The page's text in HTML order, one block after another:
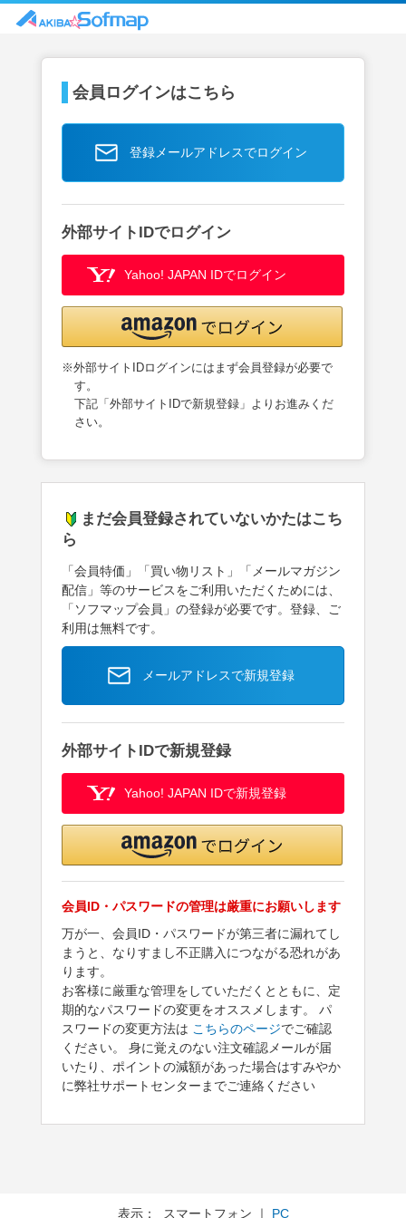
会員ログインはこちら
登録メールアドレスでログイン
外部サイトIDでログイン
Yahoo! JAPAN IDでログイン
※外部サイトIDログインにはまず会員登録が必要で
す。
下記「外部サイトIDで新規登録」よりお進みくだ
さい。
まだ会員登録されていないかたはこち
ら
「会員特価」「買い物リスト」「メールマガジン
配信」等のサービスをご利用いただくためには、
「ソフマップ会員」の登録が必要です。登録、ご
利用は無料です。
メールアドレスで新規登録
外部サイトIDで新規登録
Yahoo! JAPAN IDで新規登録
会員ID・パスワードの管理は厳重にお願いします
万が一、会員ID・パスワードが第三者に漏れてし
まうと、なりすまし不正購入につながる恐れがあ
ります。
お客様に厳重な管理をしていただくとともに、定
期的なパスワードの変更をオススメします。 パ
スワードの変更方法は こちらのページでご確認
ください。 身に覚えのない注文確認メールが届
いたり、ポイントの減額があった場合はすみやか
に弊社サポートセンターまでご連絡ください
表示： スマートフォン ｜ PC